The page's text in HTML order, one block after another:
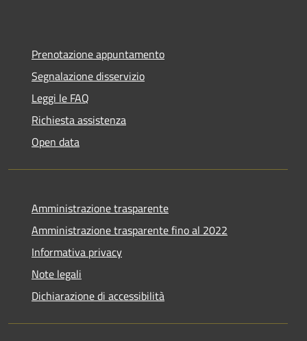
Prenotazione appuntamento
Segnalazione disservizio
Leggi le FAQ
Richiesta assistenza
Open data
Amministrazione trasparente
Amministrazione trasparente fino al 2022
Informativa privacy
Note legali
Dichiarazione di accessibilità